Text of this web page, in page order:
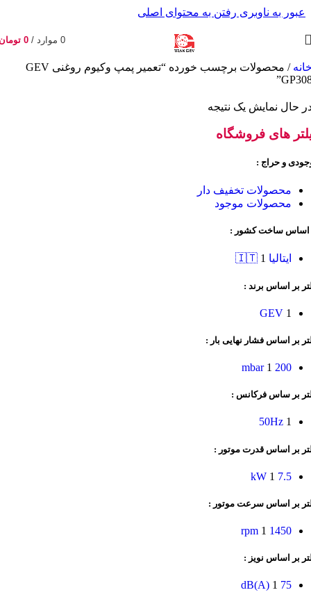
عبور به ناوبری رفتن به محتوای اصلی
0 موارد /
0
/
محصولات برچسب خورده “تعمیر پمپ وکیوم روغنی GEV
حال نمایش یک نتیجه
های فروشگاه
و حراج :
محصولات تخفیف دار
محصولات موجود
اساس ساخت کشور :
ایتالیا 🇮🇹 1
بر اساس برند :
GEV 1
بر اساس فشار نهایی بار :
200 mbar
1
بر ساس فرکانس :
50Hz 1
بر اساس قدرت موتور :
7.5 kW
1
بر اساس سرعت موتور :
1450 rpm
1
بر اساس نویز :
75 dB(A)
1